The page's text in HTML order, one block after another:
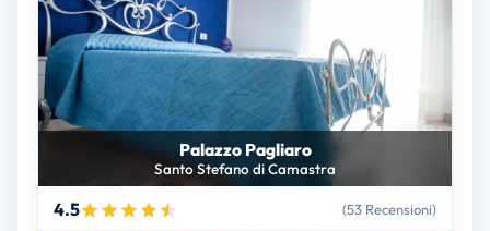
Palazzo Pagliaro
Santo Stefano di Camastra
4.5 (53 Recensioni)